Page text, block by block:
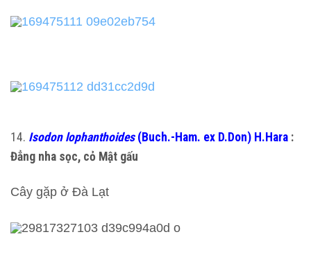
14. Isodon lophanthoides(Buch.-Ham. ex D.Don) H.Hara :
Đẳng nha sọc, cỏ Mật gấu
Cây gặp ở Đà Lạt